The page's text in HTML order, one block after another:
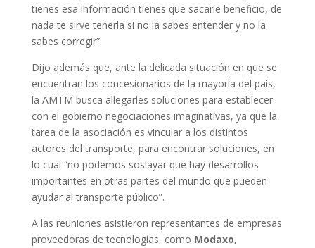
tienes esa información tienes que sacarle beneficio, de
nada te sirve tenerla si no la sabes entender y no la
sabes corregir”.
Dijo además que, ante la delicada situación en que se
encuentran los concesionarios de la mayoría del país,
la AMTM busca allegarles soluciones para establecer
con el gobierno negociaciones imaginativas, ya que la
tarea de la asociación es vincular a los distintos
actores del transporte, para encontrar soluciones, en
lo cual “no podemos soslayar que hay desarrollos
importantes en otras partes del mundo que pueden
ayudar al transporte público”.
A las reuniones asistieron representantes de empresas
proveedoras de tecnologías, como Modaxo,